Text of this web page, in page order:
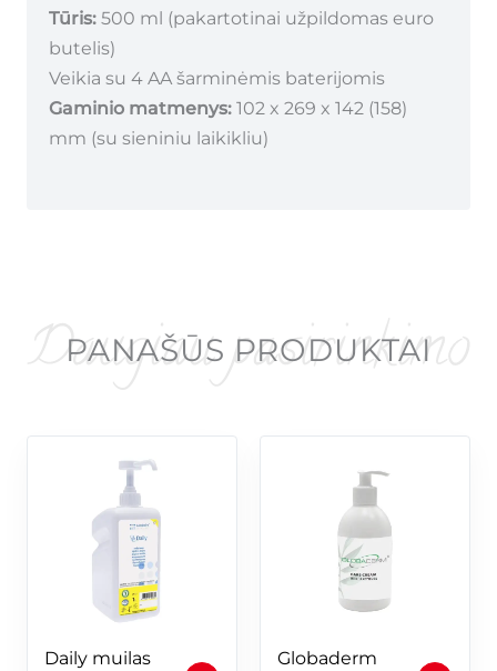
Tūris:500 ml (pakartotinai užpildomas euro
butelis)
Veikia su 4 AA šarminėmis baterijomis
Gaminio matmenys:102 x 269 x 142 (158)
mm (su sieniniu laikikliu)
PANAŠŪS PRODUKTAI
Daily muilas Globaderm